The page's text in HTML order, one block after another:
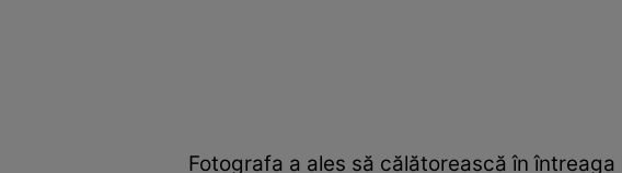
Fotografa a ales să călătorească în